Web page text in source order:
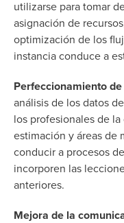
utilizarse para tomar
asignación de
optimización de los
instancia conduce a
Perfeccionamiento
análisis de los datos
los profesionales de
estimación y áreas de
conducir a procesos
incorporen las
anteriores.
Mejora de la